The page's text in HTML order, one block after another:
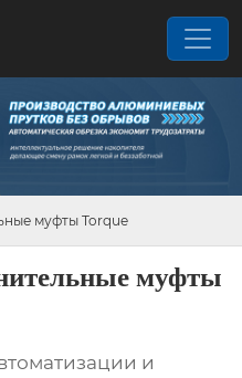
муфты Torque
муфты
и